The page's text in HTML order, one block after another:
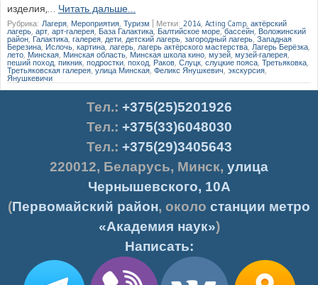
изделия,… Читать дальше…
Рубрика: Лагеря Мероприятия Туризм Метки: 2014 Acting Camp актёрский
лагерь арт арт-галерея, База Галактика Балтийское море,бассейн Воложинский
район ,Галактика галерея дети детский лагерь загородный лагерь, Западная
Березина Ислочь картина,лагерь лагерь актёрского мастерства Лагерь Берёзка
лето Минская Минская область, Минская школа кино музей музей-галерея,
пеший поход пикник подростки ,поход Раков Слуцк ,слуцкие пояса Третьяковка
Третьяковская галерея улица Минская Феликс Янушкевич экскурсия,
Янушкевичи
Тел.: +375(25)5201926
Тел.: +375(33)6048030
Тел.: +375(29)3405643
220012, Беларусь, Минск, улица
Чернышевского, 10А
(Первомайский район, около станции метро
«Академия наук»)
Написать: